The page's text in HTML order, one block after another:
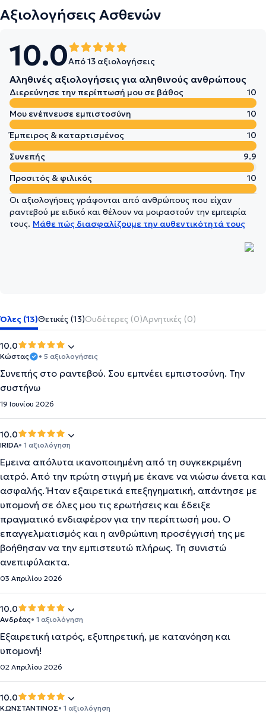
Αξιολογήσεις Ασθενών
10.0Από 13 αξιολογήσεις
Αληθινές αξιολογήσεις για αληθινούς ανθρώπους
Διερεύνησε την περίπτωσή μου σε βάθος
10
Μου ενέπνευσε εμπιστοσύνη
10
Έμπειρος & καταρτισμένος
10
Συνεπής
9.9
Προσιτός & φιλικός
10
Οι αξιολογήσεις γράφονται από ανθρώπους που είχαν
ραντεβού με ειδικό και θέλουν να μοιραστούν την εμπειρία
τους. Μάθε πώς διασφαλίζουμε την αυθεντικότητά τους
Όλες (13)Θετικές (13)Ουδέτερες (0)Αρνητικές (0)
10.0
Κώστας • 5 αξιολογήσεις
Συνεπής στο ραντεβού. Σου εμπνέει εμπιστοσύνη. Την
συστήνω
19 Ιουνίου 2026
10.0
IRIDA• 1 αξιολόγηση
Έμεινα απόλυτα ικανοποιημένη από τη συγκεκριμένη
ιατρό. Από την πρώτη στιγμή με έκανε να νιώσω άνετα και
ασφαλής. Ήταν εξαιρετικά επεξηγηματική, απάντησε με
υπομονή σε όλες μου τις ερωτήσεις και έδειξε
πραγματικό ενδιαφέρον για την περίπτωσή μου. Ο
επαγγελματισμός και η ανθρώπινη προσέγγισή της με
βοήθησαν να την εμπιστευτώ πλήρως. Τη συνιστώ
ανεπιφύλακτα.
03 Απριλίου 2026
10.0
Ανδρέας• 1 αξιολόγηση
Εξαιρετική ιατρός, εξυπηρετική, με κατανόηση και
υπομονή!
02 Απριλίου 2026
10.0
ΚΩΝΣΤΑΝΤΙΝΟΣ• 1 αξιολόγηση